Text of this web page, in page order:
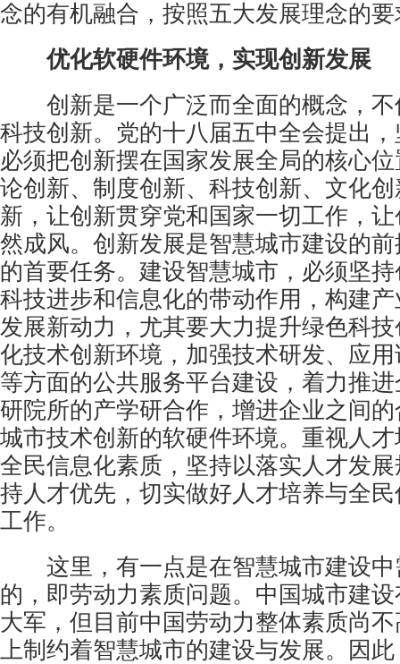
念的有机融合，按照五大发展理念的
优化软硬件环境，实现创新发展
创新是一个广泛而全面的概念，不
科技创新。党的十八届五中全会提出
必须把创新摆在国家发展全局的核心
论创新、制度创新、科技创新、文化
新，让创新贯穿党和国家一切工作，
然成风。创新发展是智慧城市建设的
的首要任务。建设智慧城市，必须坚
科技进步和信息化的带动作用，构建
发展新动力，尤其要大力提升绿色科
化技术创新环境，加强技术研发、应
等方面的公共服务平台建设，着力推
研院所的产学研合作，增进企业之间
城市技术创新的软硬件环境。重视人
全民信息化素质，坚持以落实人才发
持人才优先，切实做好人才培养与全
工作。
这里，有一点是在智慧城市建设中
的，即劳动力素质问题。中国城市建
大军，但目前中国劳动力整体素质尚
上制约着智慧城市的建设与发展。因